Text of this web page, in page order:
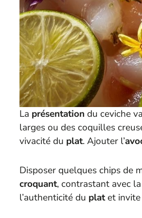
La présentation du ceviche
larges ou des coquilles
vivacité du plat. Ajouter l’
Disposer quelques chips de
croquant, contrastant avec
l’authenticité du platet invite